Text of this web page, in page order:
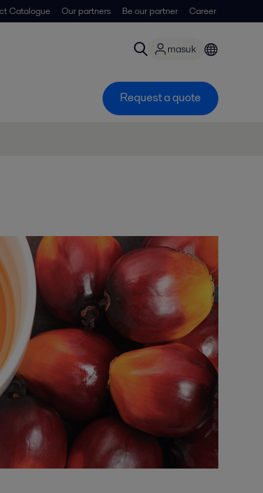
Catalogue Our partners Be our partner Career
masuk
Request a quote